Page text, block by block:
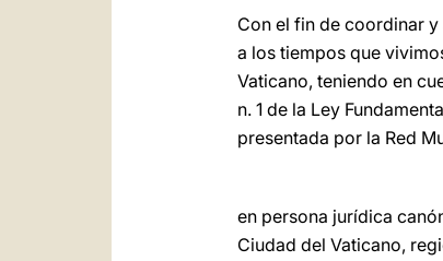
Con el fin de coordinar
a los tiempos que
Vaticano, teniendo en
n. 1 de la Ley
presentada por la Red
en persona jurídica
Ciudad del Vaticano,